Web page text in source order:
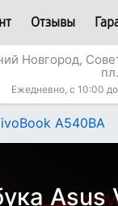
Отзывы
Новгород,
Ежедневно, с 10:00
A540BA
Asus